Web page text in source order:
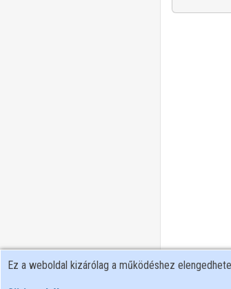
Ez a weboldal kizárólag a működéshez